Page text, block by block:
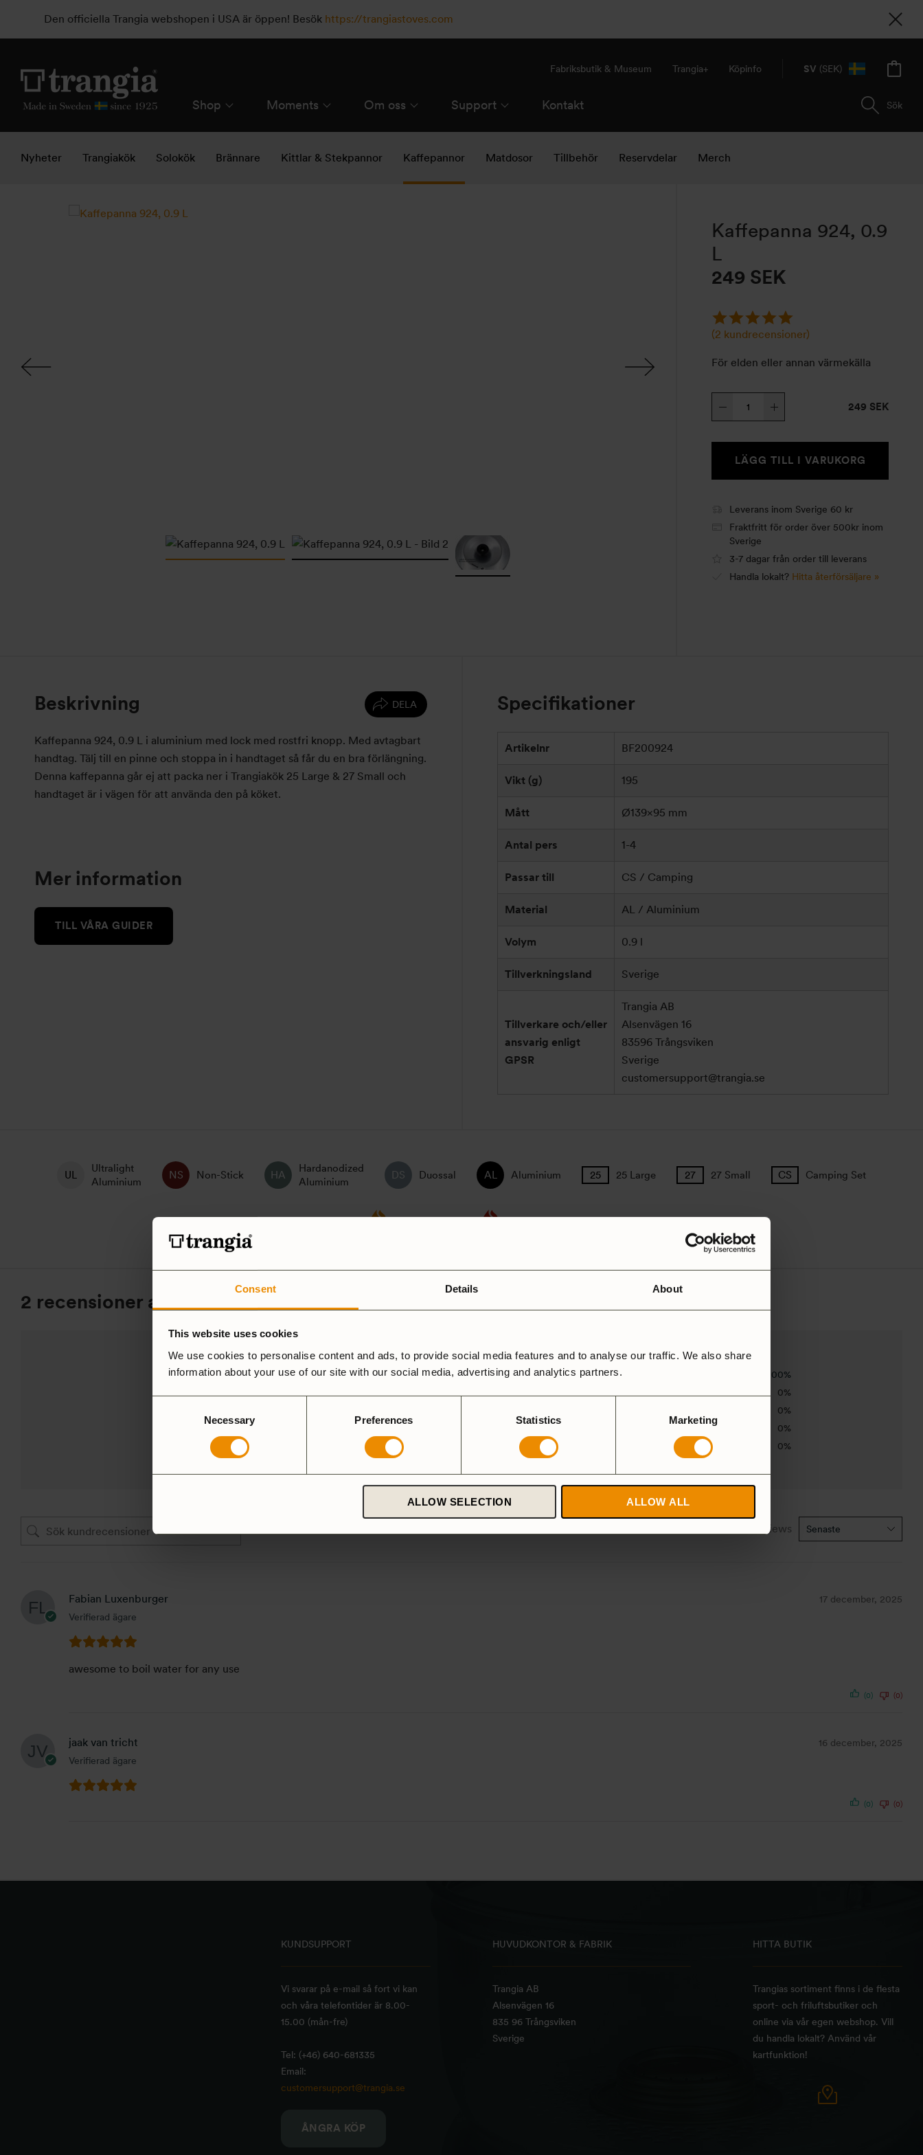
Consent Details About
This website uses cookies
We use cookies to personalise content and ads, to provide social media features and to analyse our traffic. We also share
information about your use of our site with our social media, advertising and analytics partners.
Necessary Preferences Statistics Marketing
ALLOW SELECTION ALLOW ALL
Den officiella Trangia webshopen i USA är öppen! Besök https://trangiastoves.com
Shop Moments Om oss Support Kontakt Sök
Fabriksbutik & Museum Trangia+ Köpinfo SV (SEK)
Nyheter Trangiakök Solokök Brännare Kittlar & Stekpannor Kaffepannor Matdosor Tillbehör Reservdelar Merch
Kaffepanna 924, 0.9
L
249 SEK
(2 kundrecensioner)
För elden eller annan värmekälla
Kaffepanna
924,
249 SEK
LÄGG TILL I VARUKORG
Leverans inom Sverige 60 kr
Fraktfritt för order över 500kr inom
Sverige
3-7 dagar från order till leverans
Handla lokalt? Hitta återförsäljare »
DELA
Beskrivning
Kaffepanna 924, 0.9 L i aluminium med lock med rostfri knopp. Med avtagbart
handtag. Tälj till en pinne och stoppa in i handtaget så får du en bra förlängning.
Denna kaffepanna går ej att packa ner i Trangiakök 25 Large & 27 Small och
handtaget är i vägen för att använda den på köket.
Mer information
TILL VÅRA GUIDER
Specifikationer
Artikelnr BF200924
Vikt (g) 195
Mått Ø139×95 mm
Antal pers 1-4
Passar till CS / Camping
Material AL / Aluminium
Volym 0.9 l
Tillverkningsland Sverige
Tillverkare och/eller
ansvarig enligt
GPSR
Trangia AB
Alsenvägen 16
83596 Trångsviken
Sverige
customersupport@trangia.se
Ultralight
Aluminium
Non-Stick
Hardanodized
Aluminium
Duossal Aluminium 25 Large 27 Small Camping Set
2 recensioner avKaffepanna 924, 0.9 L
5,0
LÄGG TILL EN RECENSION
5 stjärnor
100%
0%
0%
0%
0%
1-2 of 2 reviews
Fabian Luxenburger
Verifierad ägare
17 december, 2025
awesome to boil water for any use
(0) (0)
jaak van tricht
Verifierad ägare
16 december, 2025
(0) (0)
KUNDSUPPORT
Vi svarar på e-mail så fort vi kan
och våra telefontider är 8.00-
15.00 (mån-fre)
Tel: (+46) 640-681335
Email:
customersupport@trangia.se
ÅNGRA KÖP
HUVUDKONTOR & FABRIK
Trangia AB
Alsenvägen 16
835 96 Trångsviken
Sverige
HITTA BUTIK
Trangias sortiment finns i de flesta
sport- och friluftsbutiker och
online via vår egen webshop. Vill
du handla lokalt? Använd vår
kartfunktion!